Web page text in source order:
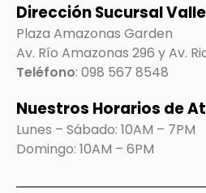
Dirección Sucursal
Plaza Amazonas Garden
Av. Río Amazonas 296 y Av.
Teléfono: 098 567 8548
Nuestros Horarios de
Lunes – Sábado: 10AM – 7PM
Domingo: 10AM – 6PM